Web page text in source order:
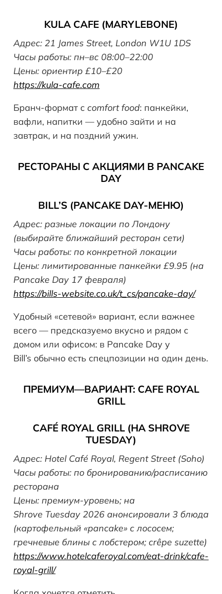
KULA CAFE (MARYLEBONE)
Адрес: 21 James Street, London W1U 1DS
Часы работы: пн–вс 08:00–22:00
Цены: ориентир £10–£20
https://kula-cafe.com
Бранч-формат с comfort food: панкейки,
вафли, напитки — удобно зайти и на
завтрак, и на поздний ужин.
РЕСТОРАНЫ С АКЦИЯМИ В PANCAKE
DAY
BILL’S (PANCAKE DAY-МЕНЮ)
Адрес: разные локации по Лондону
(выбирайте ближайший ресторан сети)
Часы работы: по конкретной локации
Цены: лимитированные панкейки £9.95 (на
Pancake Day 17 февраля)
https://bills-website.co.uk/t_cs/pancake-day/
Удобный «сетевой» вариант, если важнее
всего — предсказуемо вкусно и рядом с
домом или офисом: в Pancake Day у
Bill’s обычно есть спецпозиции на один день.
ПРЕМИУМ—ВАРИАНТ: CAFE ROYAL
GRILL
CAFÉ ROYAL GRILL (НА SHROVE
TUESDAY)
Адрес: Hotel Café Royal, Regent Street (Soho)
Часы работы: по бронированию/расписанию
ресторана
Цены: премиум-уровень; на
Shrove Tuesday 2026 анонсировали 3 блюда
(картофельный «pancake» с лососем;
гречневые блины с лобстером; crêpe suzette)
https://www.hotelcaferoyal.com/eat-drink/cafe-
royal-grill/